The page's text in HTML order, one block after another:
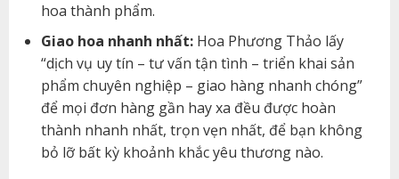
hoa thành phẩm.
Giao hoa nhanh nhất:Hoa Phương Thảo lấy
“dịch vụ uy tín – tư vấn tận tình – triển khai sản
phẩm chuyên nghiệp – giao hàng nhanh chóng”
để mọi đơn hàng gần hay xa đều được hoàn
thành nhanh nhất, trọn vẹn nhất, để bạn không
bỏ lỡ bất kỳ khoảnh khắc yêu thương nào.